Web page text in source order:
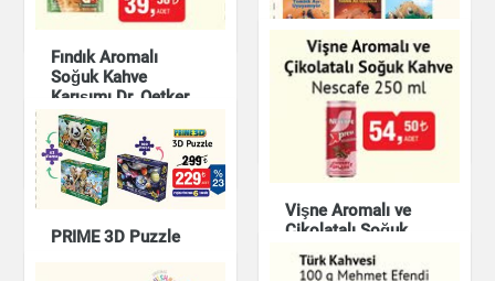
Tombik Ayı Hikaye
Kitapları
Fındık Aromalı
Soğuk Kahve
Karışımı Dr. Oetker
50 g
Çay & Kahve & Şeker
Vişne Aromalı ve
Çikolatalı Soğuk
Kahve Nescafe 250
ml
PRIME 3D Puzzle